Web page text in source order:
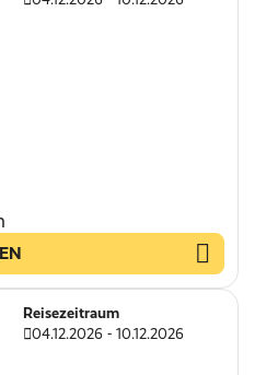
Reisezeitraum
04.12.2026 - 10.12.2026